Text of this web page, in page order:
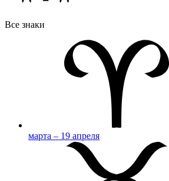
Все знаки
марта – 19 апреля